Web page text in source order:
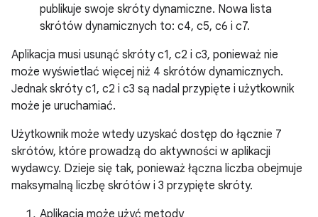
publikuje swoje skróty dynamiczne. Nowa lista
skrótów dynamicznych to: c4, c5, c6 i c7.
Aplikacja musi usunąć skróty c1, c2 i c3, ponieważ nie
może wyświetlać więcej niż 4 skrótów dynamicznych.
Jednak skróty c1, c2 i c3 są nadal przypięte i użytkownik
może je uruchamiać.
Użytkownik może wtedy uzyskać dostęp do łącznie 7
skrótów, które prowadzą do aktywności w aplikacji
wydawcy. Dzieje się tak, ponieważ łączna liczba obejmuje
maksymalną liczbę skrótów i 3 przypięte skróty.
Aplikacja może użyć metody